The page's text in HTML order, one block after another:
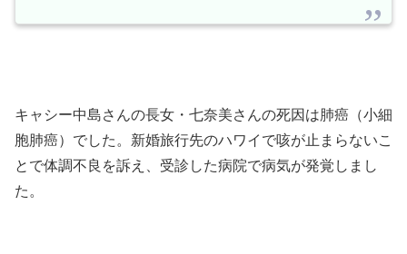
キャシー中島さんの長女・七奈美さんの死因は肺癌（小細
胞肺癌）でした。新婚旅行先のハワイで咳が止まらないこ
とで体調不良を訴え、受診した病院で病気が発覚しまし
た。